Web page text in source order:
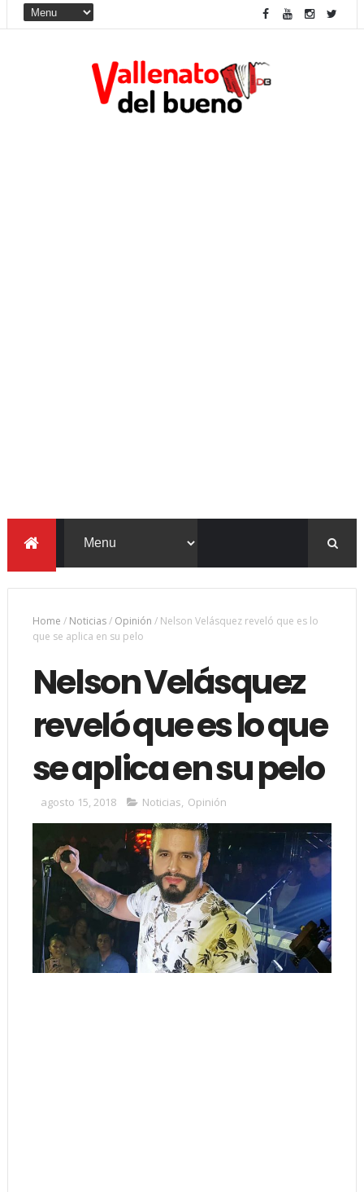
Home / Noticias/ Opinión / Nelson Velásquez reveló que es lo
que se aplica en su pelo
Nelson Velásquez
reveló que es lo que
se aplica en su pelo
agosto 15, 2018 Noticias, Opinión